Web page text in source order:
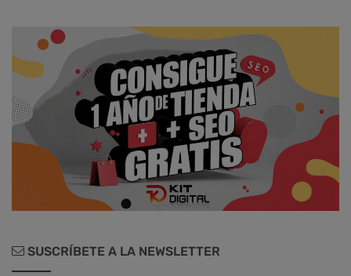
Aplicaciones y Herramientas
Testimonios y Opiniones de Palbin.com
Diseño web y UX
SUSCRÍBETE A LA NEWSLETTER